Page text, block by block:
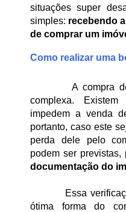
situações super
simples: recebendo
de comprar um
Como realizar uma
A compra
complexa.
impedem a venda
portanto, caso este
perda dele pelo
documentação do
Essa
ótima forma do